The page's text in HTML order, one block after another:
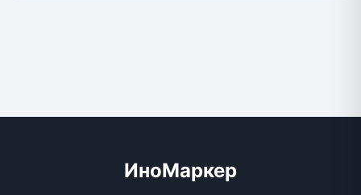
ИноМаркер